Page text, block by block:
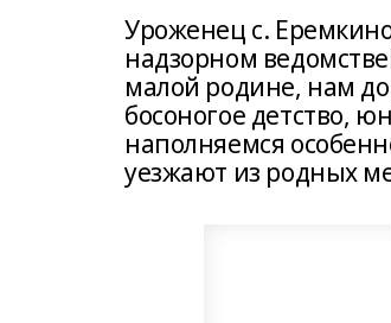
Уроженец с.
надзорном
малой родине, нам
босоногое детство,
наполняемся
уезжают из родных